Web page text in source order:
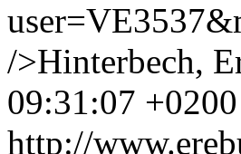
/>Hinterbech,
09:31:07 +0200
http://